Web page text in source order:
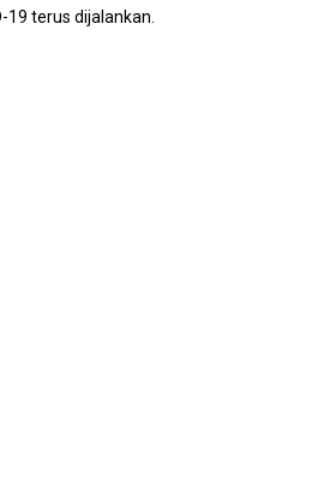
19 terus dijalankan.